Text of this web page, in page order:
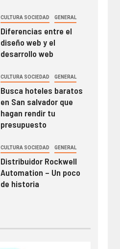
CULTURA SOCIEDAD GENERAL
Diferencias entre el
diseño web y el
desarrollo web
CULTURA SOCIEDAD GENERAL
Busca hoteles baratos
en San salvador que
hagan rendir tu
presupuesto
CULTURA SOCIEDAD GENERAL
Distribuidor Rockwell
Automation – Un poco
de historia